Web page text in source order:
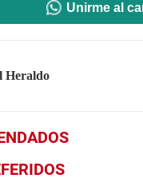
Unirme al
Heraldo